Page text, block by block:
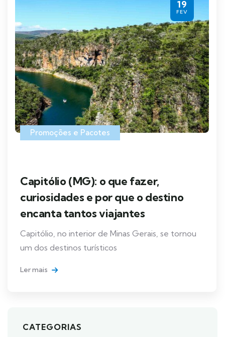
19
FEV
Promoções e Pacotes
Capitólio (MG): o que fazer,
curiosidades e por que o destino
encanta tantos viajantes
Capitólio, no interior de Minas Gerais, se tornou
um dos destinos turísticos
Ler mais
CATEGORIAS